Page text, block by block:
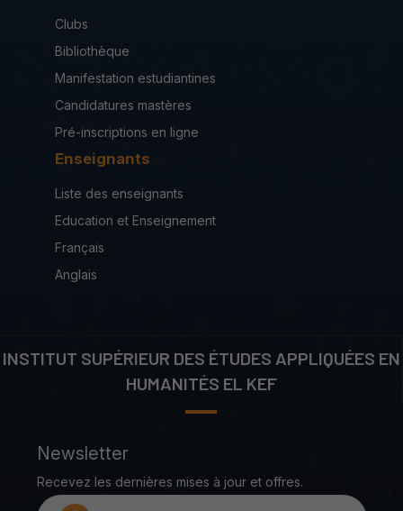
Clubs
Bibliothèque
Manifestation estudiantines
Candidatures mastères
Pré-inscriptions en ligne
Enseignants
Liste des enseignants
Education et Enseignement
Français
Anglais
INSTITUT SUPÉRIEUR DES ÉTUDES APPLIQUÉES EN
HUMANITÉS EL KEF
Newsletter
Recevez les dernières mises à jour et offres.